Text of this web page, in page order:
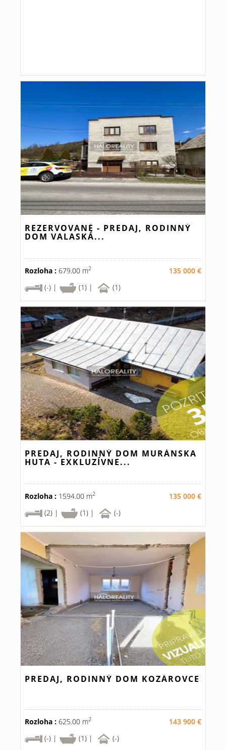
REZERVOVANÉ - PREDAJ, RODINNÝ
DOM VALASKÁ...
Rozloha : 679.00 m2
135 000 €
(-) |
(1) | (1)
PREDAJ, RODINNÝ DOM MURÁNSKA
HUTA - EXKLUZÍVNE...
Rozloha : 1594.00 m2
135 000 €
(2) |
(1) | (-)
PREDAJ, RODINNÝ DOM KOZÁROVCE
Rozloha : 625.00 m2
143 900 €
(-) |
(1) | (-)